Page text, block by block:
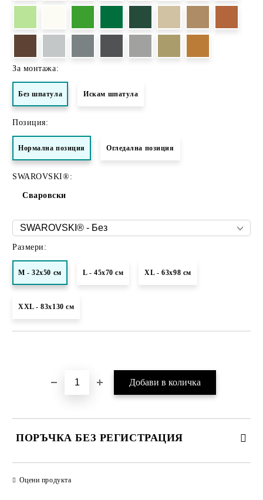
За монтажа:
Без шпатула Искам шпатула
Позиция:
Нормалнa позиция Огледална позиция
SWAROVSKI®:
Сваровски
Размери:
M - 32x50 см L - 45x70 см XL - 63х98 см
XXL - 83x130 см
ПОРЪЧКА БЕЗ РЕГИСТРАЦИЯ
Оцени продукта